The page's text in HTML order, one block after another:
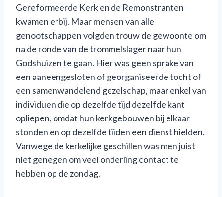
Gereformeerde Kerk en de Remonstranten
kwamen erbij. Maar mensen van alle
genootschappen volgden trouw de gewoonte om
na de ronde van de trommelslager naar hun
Godshuizen te gaan. Hier was geen sprake van
een aaneengesloten of georganiseerde tocht of
een samenwandelend gezelschap, maar enkel van
individuen die op dezelfde tijd dezelfde kant
opliepen, omdat hun kerkgebouwen bij elkaar
stonden en op dezelfde tiiden een dienst hielden.
Vanwege de kerkelijke geschillen was men juist
niet genegen om veel onderling contact te
hebben op de zondag.